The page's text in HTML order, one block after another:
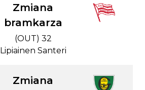
Zmiana
bramkarza
(OUT) 32
Lipiainen Santeri
Zmiana